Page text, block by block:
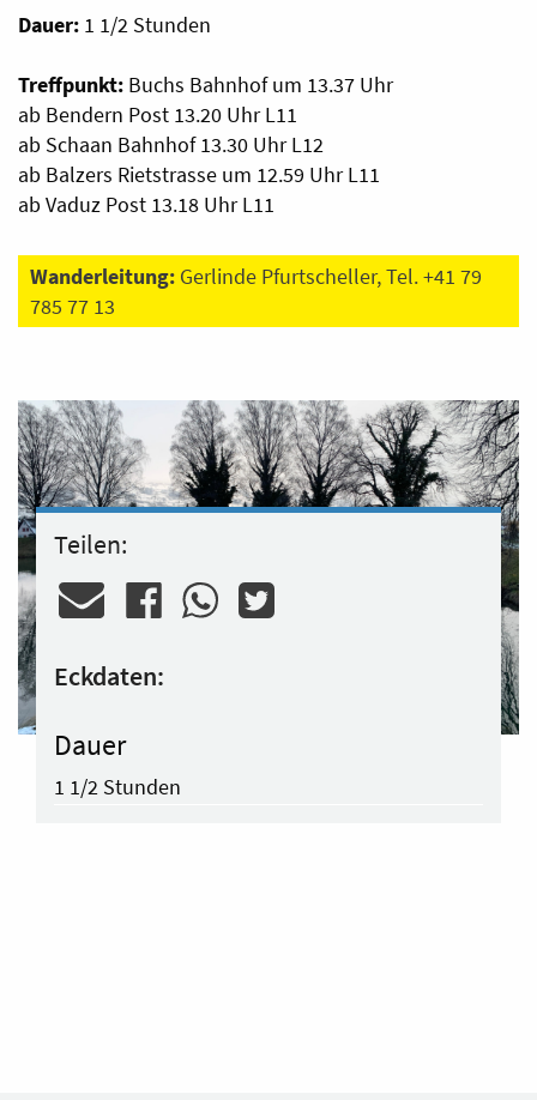
Dauer: 1 1/2 Stunden
Treffpunkt: Buchs Bahnhof um 13.37 Uhr
ab Bendern Post 13.20 Uhr L11
ab Schaan Bahnhof 13.30 Uhr L12
ab Balzers Rietstrasse um 12.59 Uhr L11
ab Vaduz Post 13.18 Uhr L11
Wanderleitung: Gerlinde Pfurtscheller, Tel. +41 79
785 77 13
Teilen:
Eckdaten:
Dauer
1 1/2 Stunden